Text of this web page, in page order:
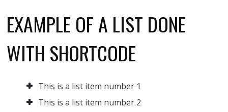
EXAMPLE OF A LIST DONE
WITH SHORTCODE
This is a list item number 1
This is a list item number 2